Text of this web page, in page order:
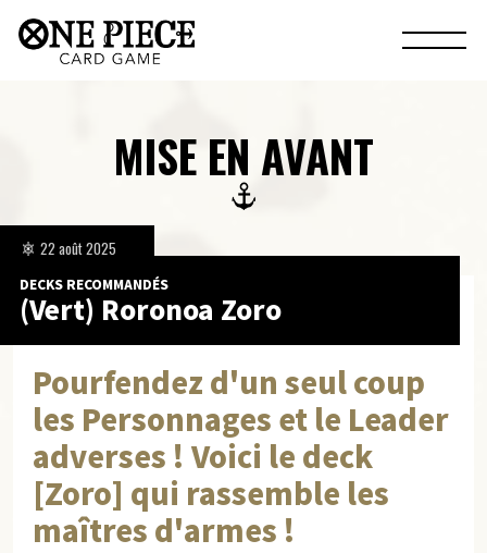
MISE EN AVANT
DECKS RECOMMANDÉS
(Vert) Roronoa Zoro
22 août 2025
Pourfendez d'un seul coup
les Personnages et le Leader
adverses ! Voici le deck
[Zoro] qui rassemble les
maîtres d'armes !